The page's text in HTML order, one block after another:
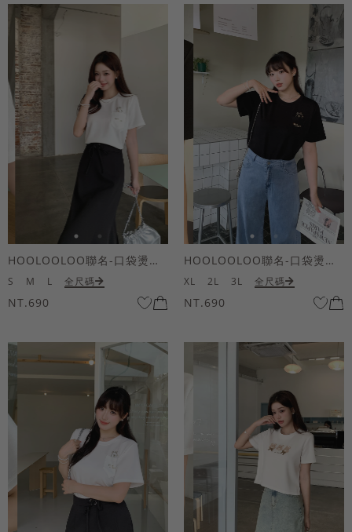
HOOLOOLOO聯名-口袋燙金KUKU熊短袖上衣
S M L 全尺碼
NT.690
HOOLOOLOO聯名-口袋燙金KUKU熊短袖上衣
XL 2L 3L 全尺碼
NT.690